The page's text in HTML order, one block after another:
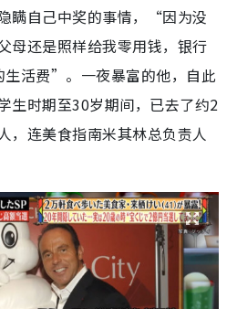
瞒自己中奖的事情，“因为没
母还是照样给我零用钱，银行
生活费”。一夜暴富的他，自此
时期至30岁期间，已去了约2
，连美食指南米其林总负责人